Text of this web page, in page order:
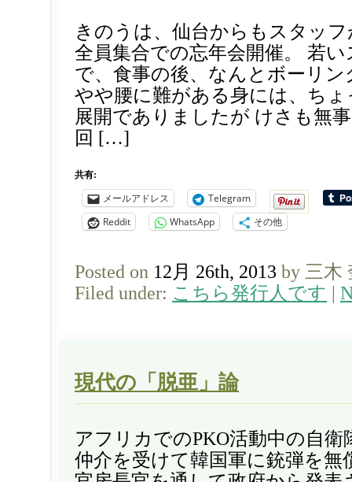
きのうは、仙台からもスタッ
全員集合での忘年会開催。 若
で、食事の後、なんとボーリン
やや腰に難がある身には、ち
展開でありましたが けさも無
回 […]
共有:
メールアドレス
Telegram
Reddit
WhatsApp その他
Posted on 12月 26th, 2013 by 三木
Filed under: こちら発行人です
現代の「脱亜」論
アフリカでのPKO活動中の自衛
仲介を受けて韓国軍に銃弾を無